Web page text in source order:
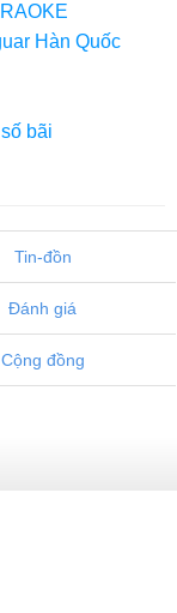
Hàn Quốc
bãi
Tin-đồn
Đánh giá
Cộng đồng